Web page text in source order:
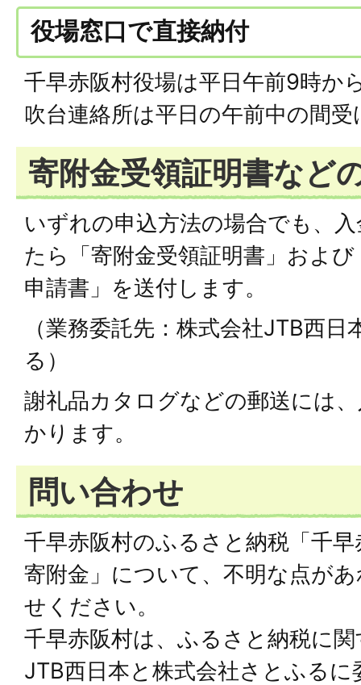
役場窓口で直接納付
千早赤阪村役場は平日午前9時か
吹台連絡所は平日の午前中の間
寄附金受領証明書など
いずれの申込方法の場合でも、
たら「寄附金受領証明書」およ
申請書」を送付します。
（業務委託先：株式会社JTB西
る）
謝礼品カタログなどの郵送には
かります。
問い合わせ
千早赤阪村のふるさと納税「千
寄附金」について、不明な点が
せください。
千早赤阪村は、ふるさと納税に
JTB西日本と株式会社さとふる